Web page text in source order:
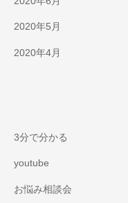
2020年5月
2020年4月
3分で分かる
youtube
お悩み相談会